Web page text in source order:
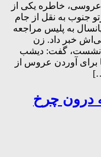
خاطره یکی از
جنوب به نقل از جام
به پلیس مراجعه
خبر داد. زن
نشست، گفت: دیشب
برای آوردن عروس از
دختر ۳ ساله درون چرخ